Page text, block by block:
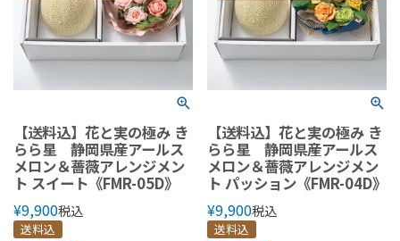
【送料込】花と実の極み き
らら星 静岡県産アールス
メロン＆薔薇アレンジメン
ト スイート《FMR-05D》
¥9,900税込
送料込
【送料込】花と実の極み き
らら星 静岡県産アールス
メロン＆薔薇アレンジメン
ト パッション《FMR-04D》
¥9,900税込
送料込